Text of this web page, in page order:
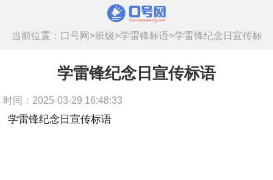
当前位置： 口号网 >班级>学雷锋标语>学雷锋纪念日宣传标
学雷锋纪念日宣传标语
时间：2025-03-29 16:48:33
学雷锋纪念日宣传标语